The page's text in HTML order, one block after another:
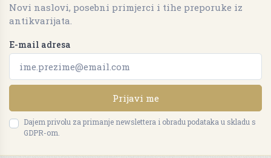
Novi naslovi, posebni primjerci i tihe preporuke iz
antikvarijata.
E-mail adresa
Prijavi me
Dajem privolu za primanje newslettera i obradu podataka u skladu s
GDPR-om.